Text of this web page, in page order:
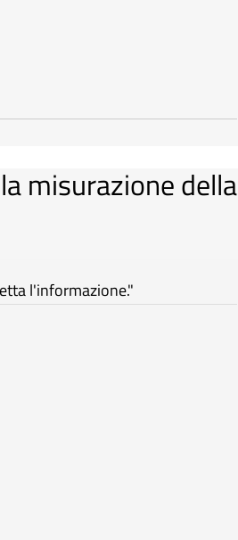
misurazione della
l'informazione."